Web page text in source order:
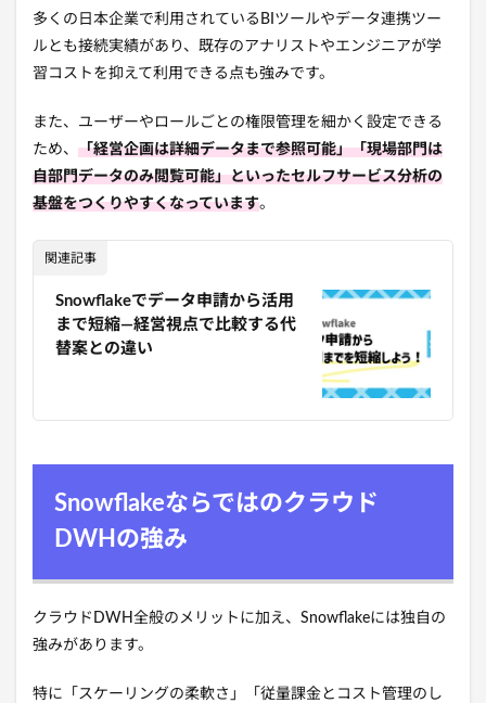
多くの日本企業で利用されているBIツールやデータ連携ツー
ルとも接続実績があり、既存のアナリストやエンジニアが学
習コストを抑えて利用できる点も強みです。
また、ユーザーやロールごとの権限管理を細かく設定できる
ため、 「経営企画は詳細データまで参照可能」「現場部門は
自部門データのみ閲覧可能」といったセルフサービス分析の
基盤をつくりやすくなっています。
関連記事
Snowflakeでデータ申請から活用
まで短縮—経営視点で比較する代
替案との違い
Snowflakeならではのクラウド
DWHの強み
クラウドDWH全般のメリットに加え、Snowflakeには独自の
強みがあります。
特に「スケーリングの柔軟さ」「従量課金とコスト管理のし